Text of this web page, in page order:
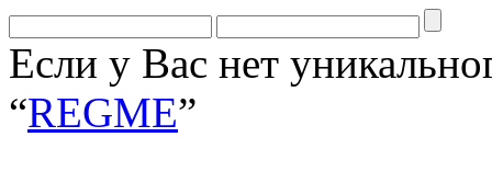
Если у Вас нет
“REGME”